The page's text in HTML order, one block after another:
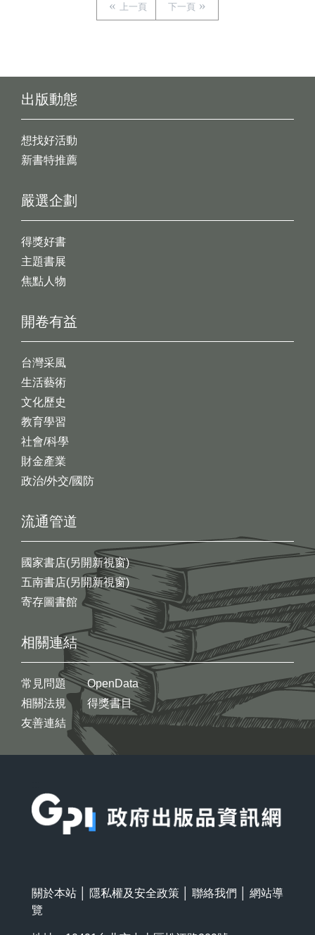
上一頁 下一頁
出版動態
想找好活動
新書特推薦
開卷有益
台灣采風
生活藝術
文化歷史
教育學習
社會/科學
財金產業
政治/外交/國防
嚴選企劃
得獎好書
主題書展
焦點人物
流通管道
國家書店(另開新視窗)
五南書店(另開新視窗)
寄存圖書館
相關連結
常見問題
相關法規
友善連結
OpenData
得獎書目
關於本站 隱私權及安全政策 聯絡我們
網站導
覽